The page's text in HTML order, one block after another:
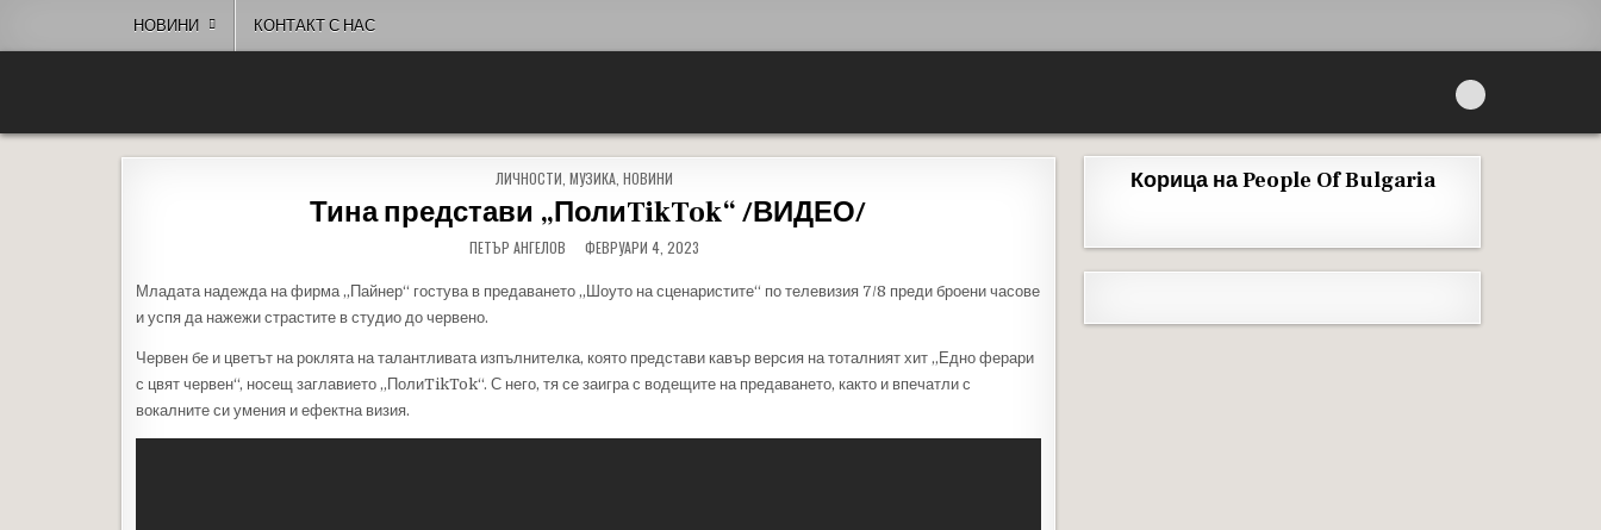
НОВИНИ КОНТАКТ С НАС
POSTED IN
ЛИЧНОСТИ МУЗИКА, НОВИНИ
Тина представи „ПолиTikTok“ /ВИДЕО/
ПЕТЪР АНГЕЛОВ ФЕВРУАРИ 4, 2023
Младата надежда на фирма „Пайнер“ гостува в предаването „Шоуто на сценаристите“ по телевизия 7/8 преди броени часове
и успя да нажежи страстите в студио до червено.
Червен бе и цветът на роклята на талантливата изпълнителка, която представи кавър версия на тоталният хит „Едно ферари
с цвят червен“, носещ заглавието „ПолиTikTok“. С него, тя се заигра с водещите на предаването, както и впечатли с
вокалните си умения и ефектна визия.
Корица на People Of Bulgaria